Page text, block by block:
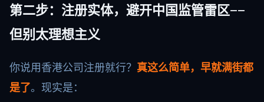
第二步：注册实体，避开中国监管雷区——
但别太理想主义
你说用香港公司注册就行？ 真这么简单，早就满街都
是了。现实是：